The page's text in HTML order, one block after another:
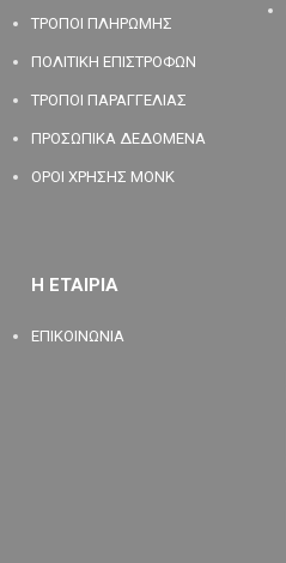
ΤΡΟΠΟΙ ΠΛΗΡΩΜΗΣ
ΠΟΛΙΤΙΚΗ ΕΠΙΣΤΡΟΦΩΝ
ΤΡΟΠΟΙ ΠΑΡΑΓΓΕΛΙΑΣ
ΠΡΟΣΩΠΙΚΑ ΔΕΔΟΜΕΝΑ
ΟΡΟΙ ΧΡΗΣΗΣ MONK
Η ΕΤΑΙΡΙΑ
ΕΠΙΚΟΙΝΩΝΙΑ